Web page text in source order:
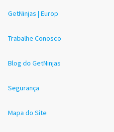
GetNinjas | Europ
Trabalhe Conosco
Blog do GetNinjas
Segurança
Mapa do Site